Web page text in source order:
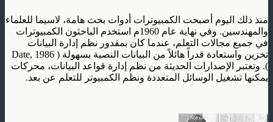
منذ ذلك اليوم أصبحت الكمبيوترات أدوات بحث هامة، لاسيما للعلماء
والمهندسين. وفي نهاية عام 1960م استخدم الباحثون الكمبيوترات
في جميع مجالات التعلم، عندما كان بمقدور نظم إدارة البيانات
تخزين واستعادة قدراً هائلاً من البيانات النصية بسهولة ( Date, 1986
). وتعتبر الإصدارات الحديثة من نظم إدارة قواعد البيانات، محركات
يمكنها تشغيل الوسائل المتعددة ونظم الكمبيوتر للتعلم عن بعد.